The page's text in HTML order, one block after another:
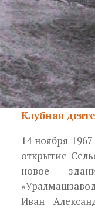
Клубная
14 ноября
открытие
новое
Иван